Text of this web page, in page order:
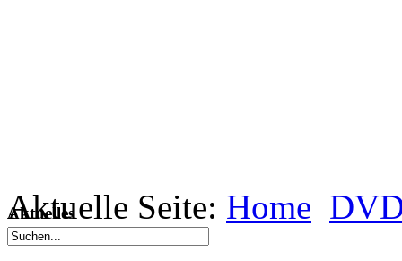
Aktuelles
Aktuelle Seite: Home